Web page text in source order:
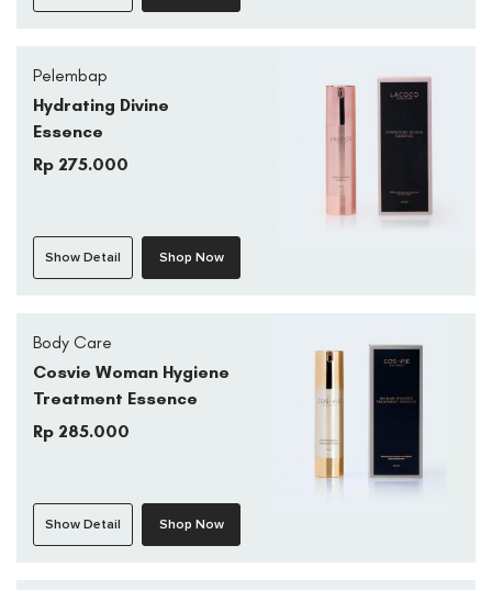
Pelembap
Hydrating Divine
Essence
Rp 275.000
Show Detail Shop Now
Body Care
Cosvie Woman Hygiene
Treatment Essence
Rp 285.000
Show Detail Shop Now